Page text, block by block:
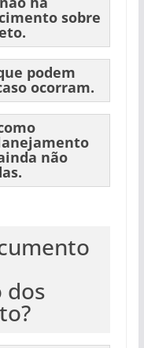
sobre
podem
ocorram.
não
dos